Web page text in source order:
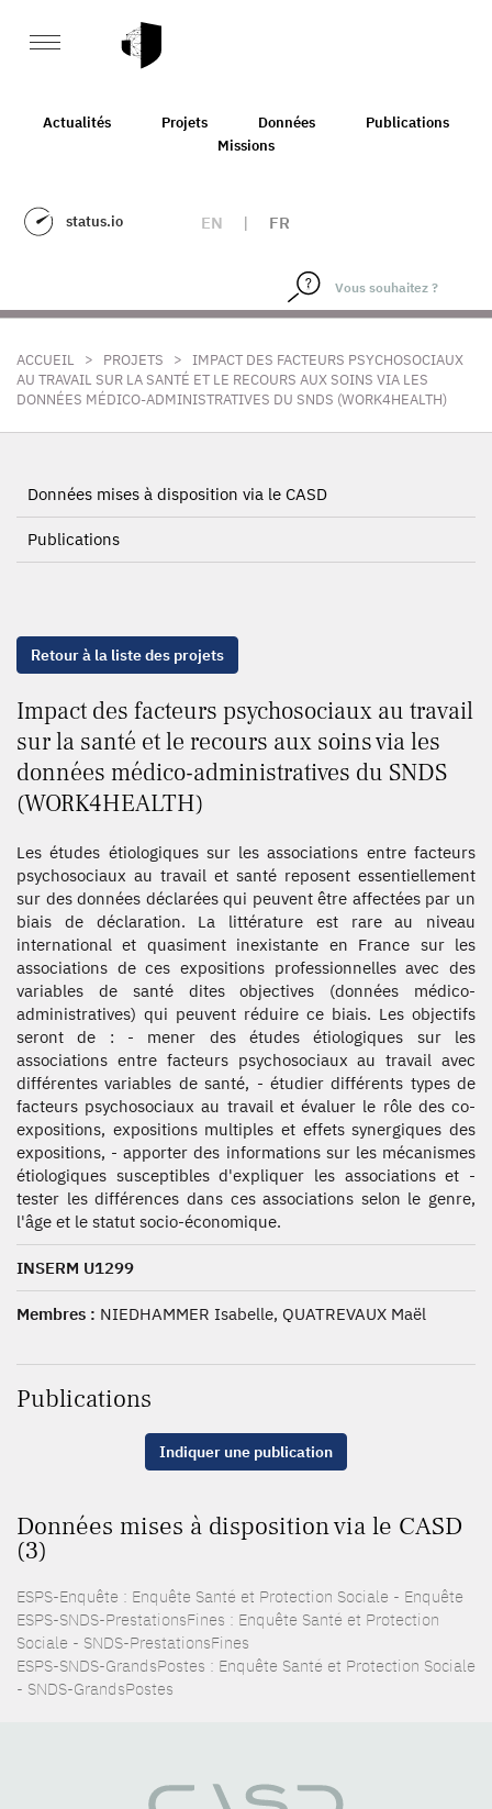
Actualités Projets Données
Publications
Missions
status.io EN | FR
ACCUEIL > PROJETS > IMPACT DES FACTEURS PSYCHOSOCIAUX
AU TRAVAIL SUR LA SANTÉ ET LE RECOURS AUX SOINS VIA LES
DONNÉES MÉDICO-ADMINISTRATIVES DU SNDS (WORK4HEALTH)
Données mises à disposition via le CASD
Publications
Retour à la liste des projets
Impact des facteurs psychosociaux au travail
sur la santé et le recours aux soins via les
données médico-administratives du SNDS
(WORK4HEALTH)
Les études étiologiques sur les associations entre facteurs
psychosociaux au travail et santé reposent essentiellement
sur des données déclarées qui peuvent être affectées par un
biais de déclaration. La littérature est rare au niveau
international et quasiment inexistante en France sur les
associations de ces expositions professionnelles avec des
variables de santé dites objectives (données médico-
administratives) qui peuvent réduire ce biais. Les objectifs
seront de : - mener des études étiologiques sur les
associations entre facteurs psychosociaux au travail avec
différentes variables de santé, - étudier différents types de
facteurs psychosociaux au travail et évaluer le rôle des co-
expositions, expositions multiples et effets synergiques des
expositions, - apporter des informations sur les mécanismes
étiologiques susceptibles d'expliquer les associations et -
tester les différences dans ces associations selon le genre,
l'âge et le statut socio-économique.
INSERM U1299
Membres : NIEDHAMMER Isabelle, QUATREVAUX Maël
Publications
Indiquer une publication
Données mises à disposition via le CASD
(3)
ESPS-Enquête : Enquête Santé et Protection Sociale - Enquête
ESPS-SNDS-PrestationsFines : Enquête Santé et Protection
Sociale - SNDS-PrestationsFines
ESPS-SNDS-GrandsPostes : Enquête Santé et Protection Sociale
- SNDS-GrandsPostes